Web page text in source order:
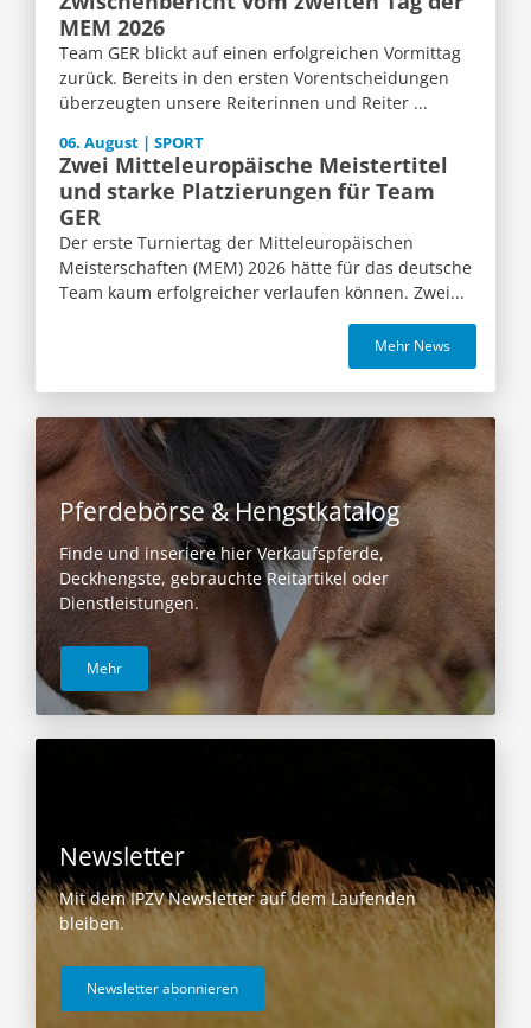
MEM 2026
Team GER blickt auf einen erfolgreichen Vormittag
zurück. Bereits in den ersten Vorentscheidungen
überzeugten unsere Reiterinnen und Reiter ...
06. August | SPORT
Zwei Mitteleuropäische Meistertitel
und starke Platzierungen für Team
GER
Der erste Turniertag der Mitteleuropäischen
Meisterschaften (MEM) 2026 hätte für das deutsche
Team kaum erfolgreicher verlaufen können. Zwei...
Mehr News
Pferdebörse & Hengstkatalog
Finde und inseriere hier Verkaufspferde,
Deckhengste, gebrauchte Reitartikel oder
Dienstleistungen.
Mehr
Newsletter
Mit dem IPZV Newsletter auf dem Laufenden
bleiben.
Newsletter abonnieren